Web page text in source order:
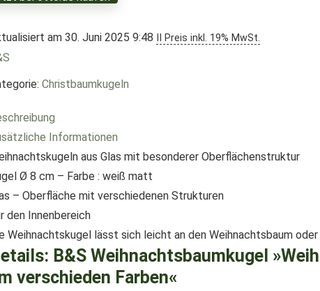
am 30. Juni 2025 9:48 II Preis inkl. 19% MwSt.
Christbaumkugeln
Informationen
aus Glas mit besonderer Oberflächenstruktur
Ø 8 cm – Farbe : weiß matt
– Oberfläche mit verschiedenen Strukturen
den Innenbereich
Weihnachtskugel lässt sich leicht an den Weihnachtsbaum oder
B&S Weihnachtsbaumkugel
verschieden Farben«